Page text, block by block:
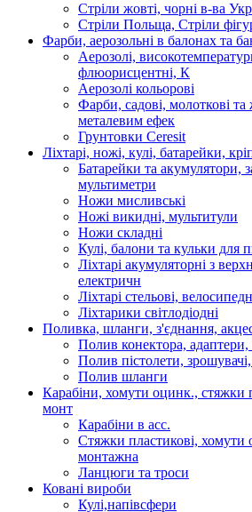
Стріли жовті, чорні в-ва
Стріли Польща, Стріли
Фарби, аерозольні в балонах та
Аерозолі,
флюорисцентні, К
Аерозолі кольорові
Фарби, садові, молоткові та
металевим ефек
Грунтовки Ceresit
Ліхтарі, ножі, кулі, батарейки,
Батарейки та акумулятори,
мультиметри
Ножи мисливські
Ножі викидні, мультитули
Ножи складні
Кулі, балони та кульки для
Ліхтарі акумуляторні з
електричн
Ліхтарі стельові,
Ліхтарики світлодіодні
Поливка, шланги, з'єднання,
Полив конектора,
Полив пістолети,
Полив шланги
Карабіни, хомути оцинк., стяжки
монт
Карабіни в асс.
Стяжки пластикові, хомути
монтажна
Ланцюги та троси
Ковані вироби
Кулі,напівсфери